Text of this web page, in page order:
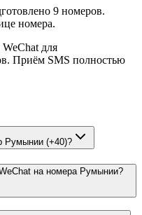
9 номеров.
номера.
для
Приём SMS полностью
Румынии (+40)?
на номера Румынии?